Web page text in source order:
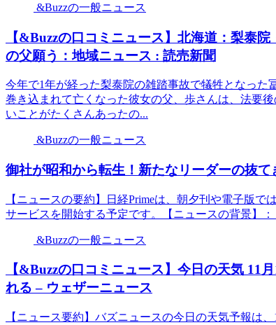
&Buzzの一般ニュース
【&Buzzの口コミニュース】北海道：梨泰
の父願う：地域ニュース : 読売新聞
今年で1年が経った梨泰院の雑踏事故で犠牲となっ
巻き込まれて亡くなった彼女の父、歩さんは、法要
いことがたくさんあったの...
&Buzzの一般ニュース
御社が昭和から転生！新たなリーダーの抜
【ニュースの要約】日経Primeは、朝夕刊や電子版
サービスを開始する予定です。【ニュースの背景】
&Buzzの一般ニュース
【&Buzzの口コミニュース】今日の天気
れる – ウェザーニュース
【ニュース要約】バズニュースの今日の天気予報は